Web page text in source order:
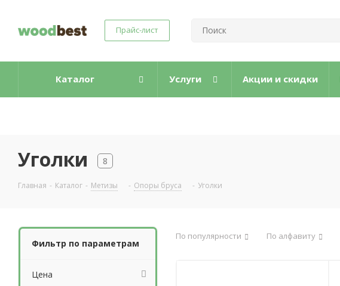
Прайс-лист
Каталог Услуги Акции и скидки
Уголки 8
Главная - Каталог - Метизы - Опоры бруса - Уголки
По популярности По алфавиту
Фильтр по параметрам
Цена